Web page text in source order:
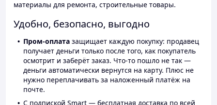
материалы для ремонта, строительные товары.
Удобно, безопасно, выгодно
Пром-оплата защищает каждую покупку: продавец
получает деньги только после того, как покупатель
осмотрит и заберёт заказ. Что-то пошло не так —
деньги автоматически вернутся на карту. Плюс не
нужно переплачивать за наложенный платёж на
почте.
С подпиской Smart — бесплатная доставка по всей